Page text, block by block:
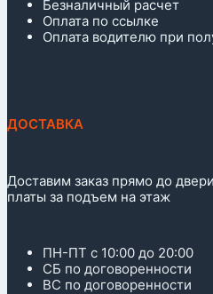
Безналичный расчет
Оплата по ссылке
Оплата водителю при
ДОСТАВКА
Доставим заказ прямо до
платы за подъем на этаж
ПН-ПТ с 10:00 до 20:00
СБ по договоренности
ВС по договоренности